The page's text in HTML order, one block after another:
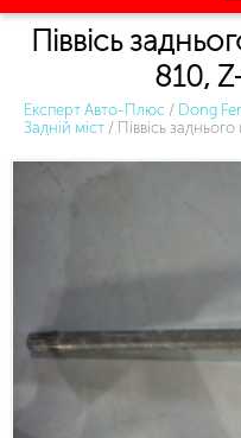
Піввісь
810,
Експерт Авто-Плюс / Dong
Задній міст / Піввісь